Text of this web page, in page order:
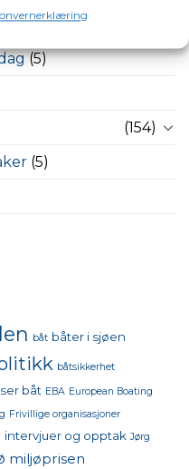
(5)
(154)
(5)
båt båter i sjøen
båtsikkerhet
båt EBA European Boating
Frivillige organisasjoner
intervjuer og opptak Jørg
miljøprisen